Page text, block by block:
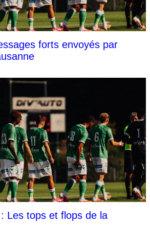
forts envoyés par
Les tops et flops de la